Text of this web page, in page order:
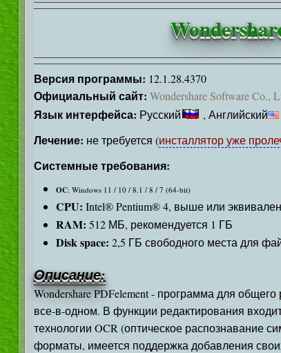
Версия программы: 12.1.28.4370
Официальный сайт: Wondershare Software Co.,
Язык интерфейса: Русский , Английский
Лечение: не требуется (инсталлятор уже
Системные требования:
OC: Windows 11 / 10 / 8.1 / 8 / 7 (64-bit)
CPU: Intel® Pentium® 4, выше или
RAM: 512 МБ, рекомендуется 1 ГБ
Disk space: 2,5 ГБ свободного места для
Описание:
Wondershare PDFelement - программа для
все-в-одном. В функции редактирования
технологии OCR (оптическое распознавание
форматы, имеется поддержка добавления